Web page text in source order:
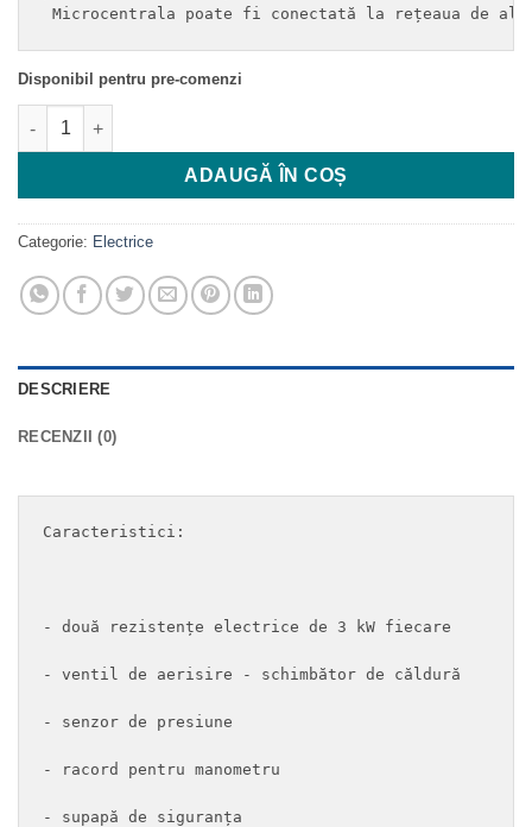
Microcentrala poate fi conectată la rețeaua de
Disponibil pentru pre-comenzi
Cantitate CENTRALA ELECTRICA VAILLANT, INCALZIRE
ADAUGĂ ÎN COȘ
Categorie: Electrice
DESCRIERE
RECENZII (0)
Caracteristici:
- două rezistențe electrice de 3 kW fiecare
- ventil de aerisire - schimbător de căldură
- senzor de presiune
- racord pentru manometru
- supapă de siguranța